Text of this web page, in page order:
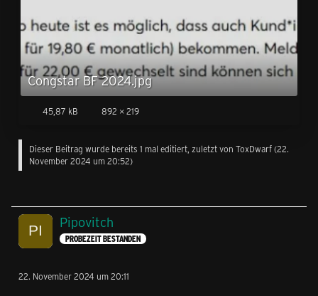
Congstar BF 2024.jpg
45,87 kB 892 × 219
Dieser Beitrag wurde bereits 1 mal editiert, zuletzt von ToxDwarf(22.
November 2024 um 20:52)
Pipovitch
PROBEZEIT BESTANDEN
22. November 2024 um 20:11